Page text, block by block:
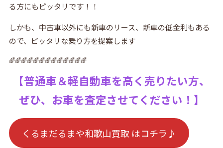
る方にもピッタリです！！
しかも、中古車以外にも新車のリース、新車の低金利もある
ので、ピッタリな乗り方を提案します
🌈🌈🌈🌈🌈🌈🌈🌈🌈🌈🌈🌈🌈
【普通車＆軽自動車を高く売りたい方、
ぜひ、お車を査定させてください！】
くるまだるまや和歌山買取 はコチラ♪